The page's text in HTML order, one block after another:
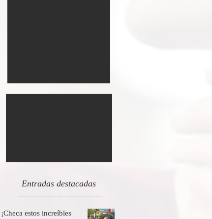
Entradas destacadas
¡Checa estos increíbles